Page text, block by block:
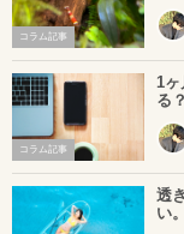
コラム記事
コラム記事
1
る？
透
い